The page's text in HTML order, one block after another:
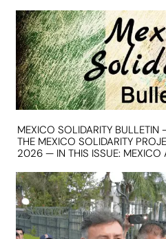
MEXICO SOLIDARITY BULLETIN
THE MEXICO SOLIDARITY
2026 — IN THIS ISSUE: MEXICO